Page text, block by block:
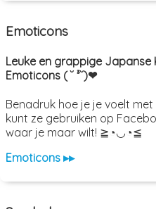
Emoticons
Leuke en grappige Japanse
Emoticons ( ˘ ³˘)❤
Benadruk hoe je je voelt
kunt ze gebruiken op
waar je maar wilt! ≧◔◡◔≦
Emoticons ▸▸